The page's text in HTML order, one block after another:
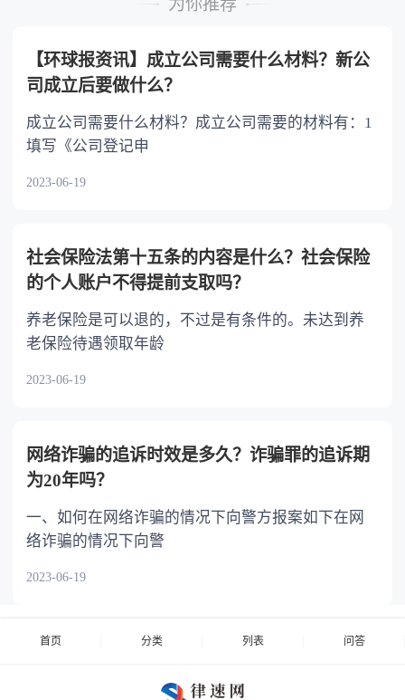
为你推荐
【环球报资讯】成立公司需要什么材料？新公
司成立后要做什么？
成立公司需要什么材料？成立公司需要的材料有：1
填写《公司登记申
2023-06-19
社会保险法第十五条的内容是什么？社会保险
的个人账户不得提前支取吗？
养老保险是可以退的，不过是有条件的。未达到养
老保险待遇领取年龄
2023-06-19
网络诈骗的追诉时效是多久？诈骗罪的追诉期
为20年吗？
一、如何在网络诈骗的情况下向警方报案如下在网
络诈骗的情况下向警
2023-06-19
首页 分类 列表 问答